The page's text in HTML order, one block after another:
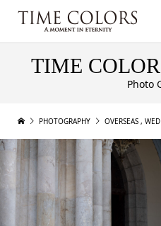
TIME
Photo
PHOTOGRAPHY OVERSEAS ,